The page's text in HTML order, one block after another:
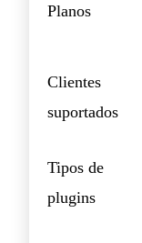
Planos
Clientes
suportados
Tipos de
plugins